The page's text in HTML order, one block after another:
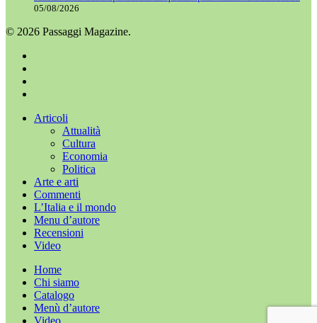
05/08/2026
© 2026 Passaggi Magazine.
Chiudi Articoli
Attualità
Cultura
Economia
Politica
Arte e arti
Commenti
L’Italia e il mondo
Menu d’autore
Recensioni
Video
Home
Chi siamo
Catalogo
Menù d’autore
Video